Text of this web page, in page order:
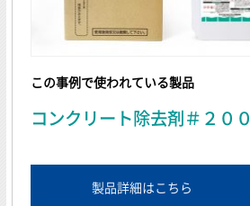
この事例で使われている製品
コンクリート除去剤＃２００
製品詳細はこちら